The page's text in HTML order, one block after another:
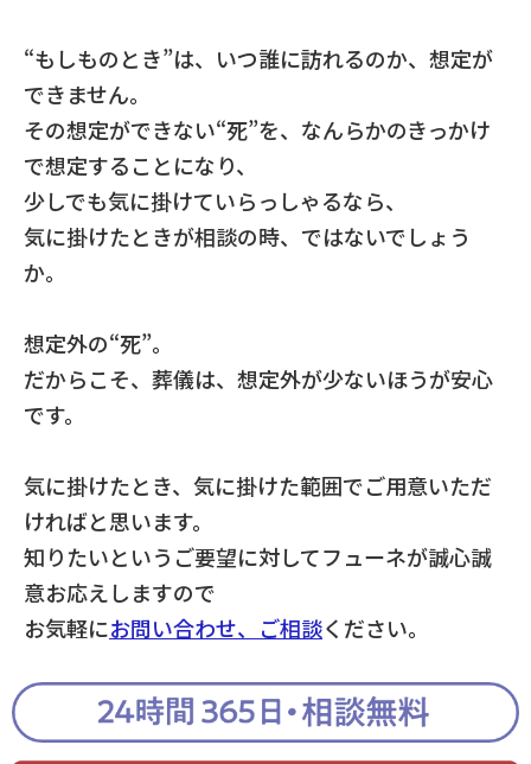
“もしものとき”は、いつ誰に訪れるのか、想定が
できません。
その想定ができない“死”を、なんらかのきっかけ
で想定することになり、
少しでも気に掛けていらっしゃるなら、
気に掛けたときが相談の時、ではないでしょう
か。
想定外の“死”。
だからこそ、葬儀は、想定外が少ないほうが安心
です。
気に掛けたとき、気に掛けた範囲でご用意いただ
ければと思います。
知りたいというご要望に対してフューネが誠心誠
意お応えしますので
お気軽にお問い合わせ、ご相談ください。